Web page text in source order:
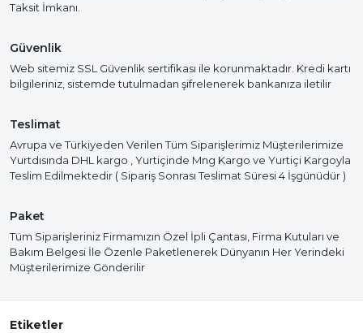
Taksit İmkanı.
Güvenlik
Web sitemiz SSL Güvenlik sertifikası ile korunmaktadır. Kredi kartı
bilgileriniz, sistemde tutulmadan şifrelenerek bankanıza iletilir
Teslimat
Avrupa ve Türkiyeden Verilen Tüm Siparişlerimiz Müşterilerimize
Yurtdısında DHL kargo , Yurtiçinde Mng Kargo ve Yurtiçi Kargoyla
Teslim Edilmektedir ( Sipariş Sonrası Teslimat Süresi 4 İşgünüdür )
Paket
Tüm Siparişleriniz Firmamızın Özel İpli Çantası, Firma Kutuları ve
Bakım Belgesi İle Özenle Paketlenerek Dünyanın Her Yerindeki
Müşterilerimize Gönderilir
Etiketler